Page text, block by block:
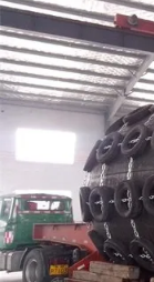
PLAN
DU
SITE
PRIVACY
POLICY